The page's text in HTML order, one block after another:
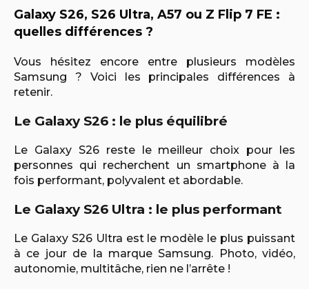
Galaxy S26, S26 Ultra, A57 ou Z Flip 7 FE :
quelles différences ?
Vous hésitez encore entre plusieurs modèles
Samsung ? Voici les principales différences à
retenir.
Le Galaxy S26 : le plus équilibré
Le Galaxy S26 reste le meilleur choix pour les
personnes qui recherchent un smartphone à la
fois performant, polyvalent et abordable.
Le Galaxy S26 Ultra : le plus performant
Le Galaxy S26 Ultra est le modèle le plus puissant
à ce jour de la marque Samsung. Photo, vidéo,
autonomie, multitâche, rien ne l’arrête !